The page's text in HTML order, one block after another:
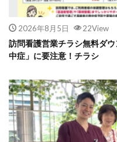
2026年8月5日 22View
訪問看護営業チラシ無料ダ
中症」に要注意！チラシ